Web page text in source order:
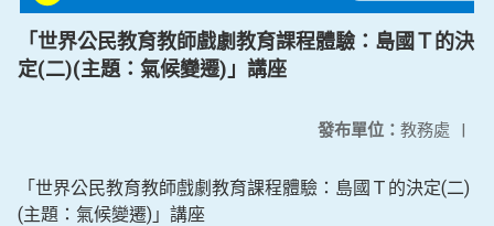
「世界公民教育教師戲劇教育課程體驗：島國Ｔ的決
定(二)(主題：氣候變遷)」講座
發布單位： 教務處 |
「世界公民教育教師戲劇教育課程體驗：島國Ｔ的決定(二)
(主題：氣候變遷)」講座